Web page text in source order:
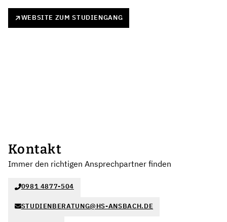
WEBSITE ZUM STUDIENGANG
Kontakt
Immer den richtigen Ansprechpartner finden
0981 4877-504
STUDIENBERATUNG@HS-ANSBACH.DE